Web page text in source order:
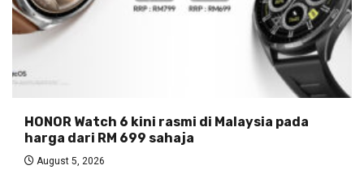
HONOR Watch 6 kini rasmi di Malaysia pada
harga dari RM 699 sahaja
August 5, 2026